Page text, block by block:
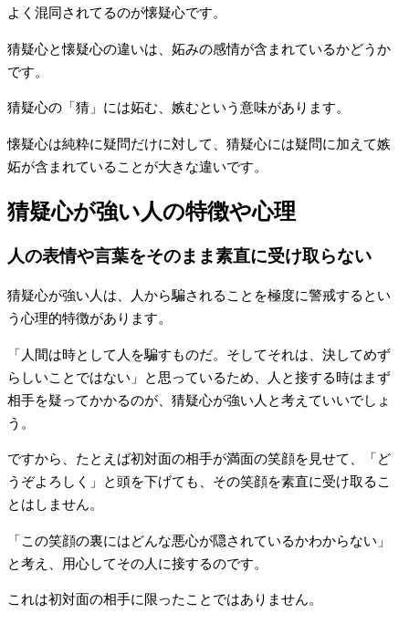
よく混同されてるのが懐疑心です。
猜疑心と懐疑心の違いは、妬みの感情が含まれているかどうか
です。
猜疑心の「猜」には妬む、嫉むという意味があります。
懐疑心は純粋に疑問だけに対して、猜疑心には疑問に加えて嫉
妬が含まれていることが大きな違いです。
猜疑心が強い人の特徴や心理
人の表情や言葉をそのまま素直に受け取らない
猜疑心が強い人は、人から騙されることを極度に警戒するとい
う心理的特徴があります。
「人間は時として人を騙すものだ。そしてそれは、決してめず
らしいことではない」と思っているため、人と接する時はまず
相手を疑ってかかるのが、猜疑心が強い人と考えていいでしょ
う。
ですから、たとえば初対面の相手が満面の笑顔を見せて、「ど
うぞよろしく」と頭を下げても、その笑顔を素直に受け取るこ
とはしません。
「この笑顔の裏にはどんな悪心が隠されているかわからない」
と考え、用心してその人に接するのです。
これは初対面の相手に限ったことではありません。